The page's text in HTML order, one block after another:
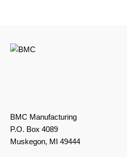
BMC Manufacturing
P.O. Box 4089
Muskegon, MI 49444